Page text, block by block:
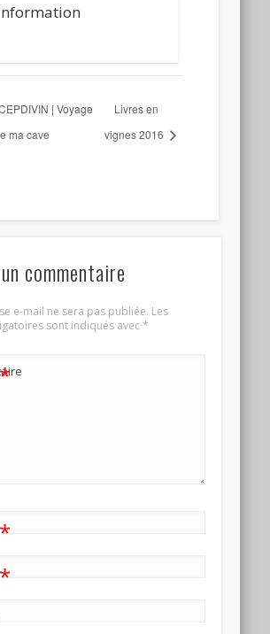
| Voyage
ma cave
Livres en
vignes 2016
commentaire
e-mail ne sera pas publiée. Les
sont indiqués avec*
*
*